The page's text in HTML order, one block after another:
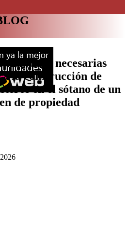
mayorías necesarias
la construcción de
en el sótano de un
de propiedad